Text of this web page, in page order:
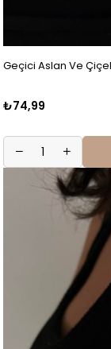
Geçici Aslan Ve
₺74,99